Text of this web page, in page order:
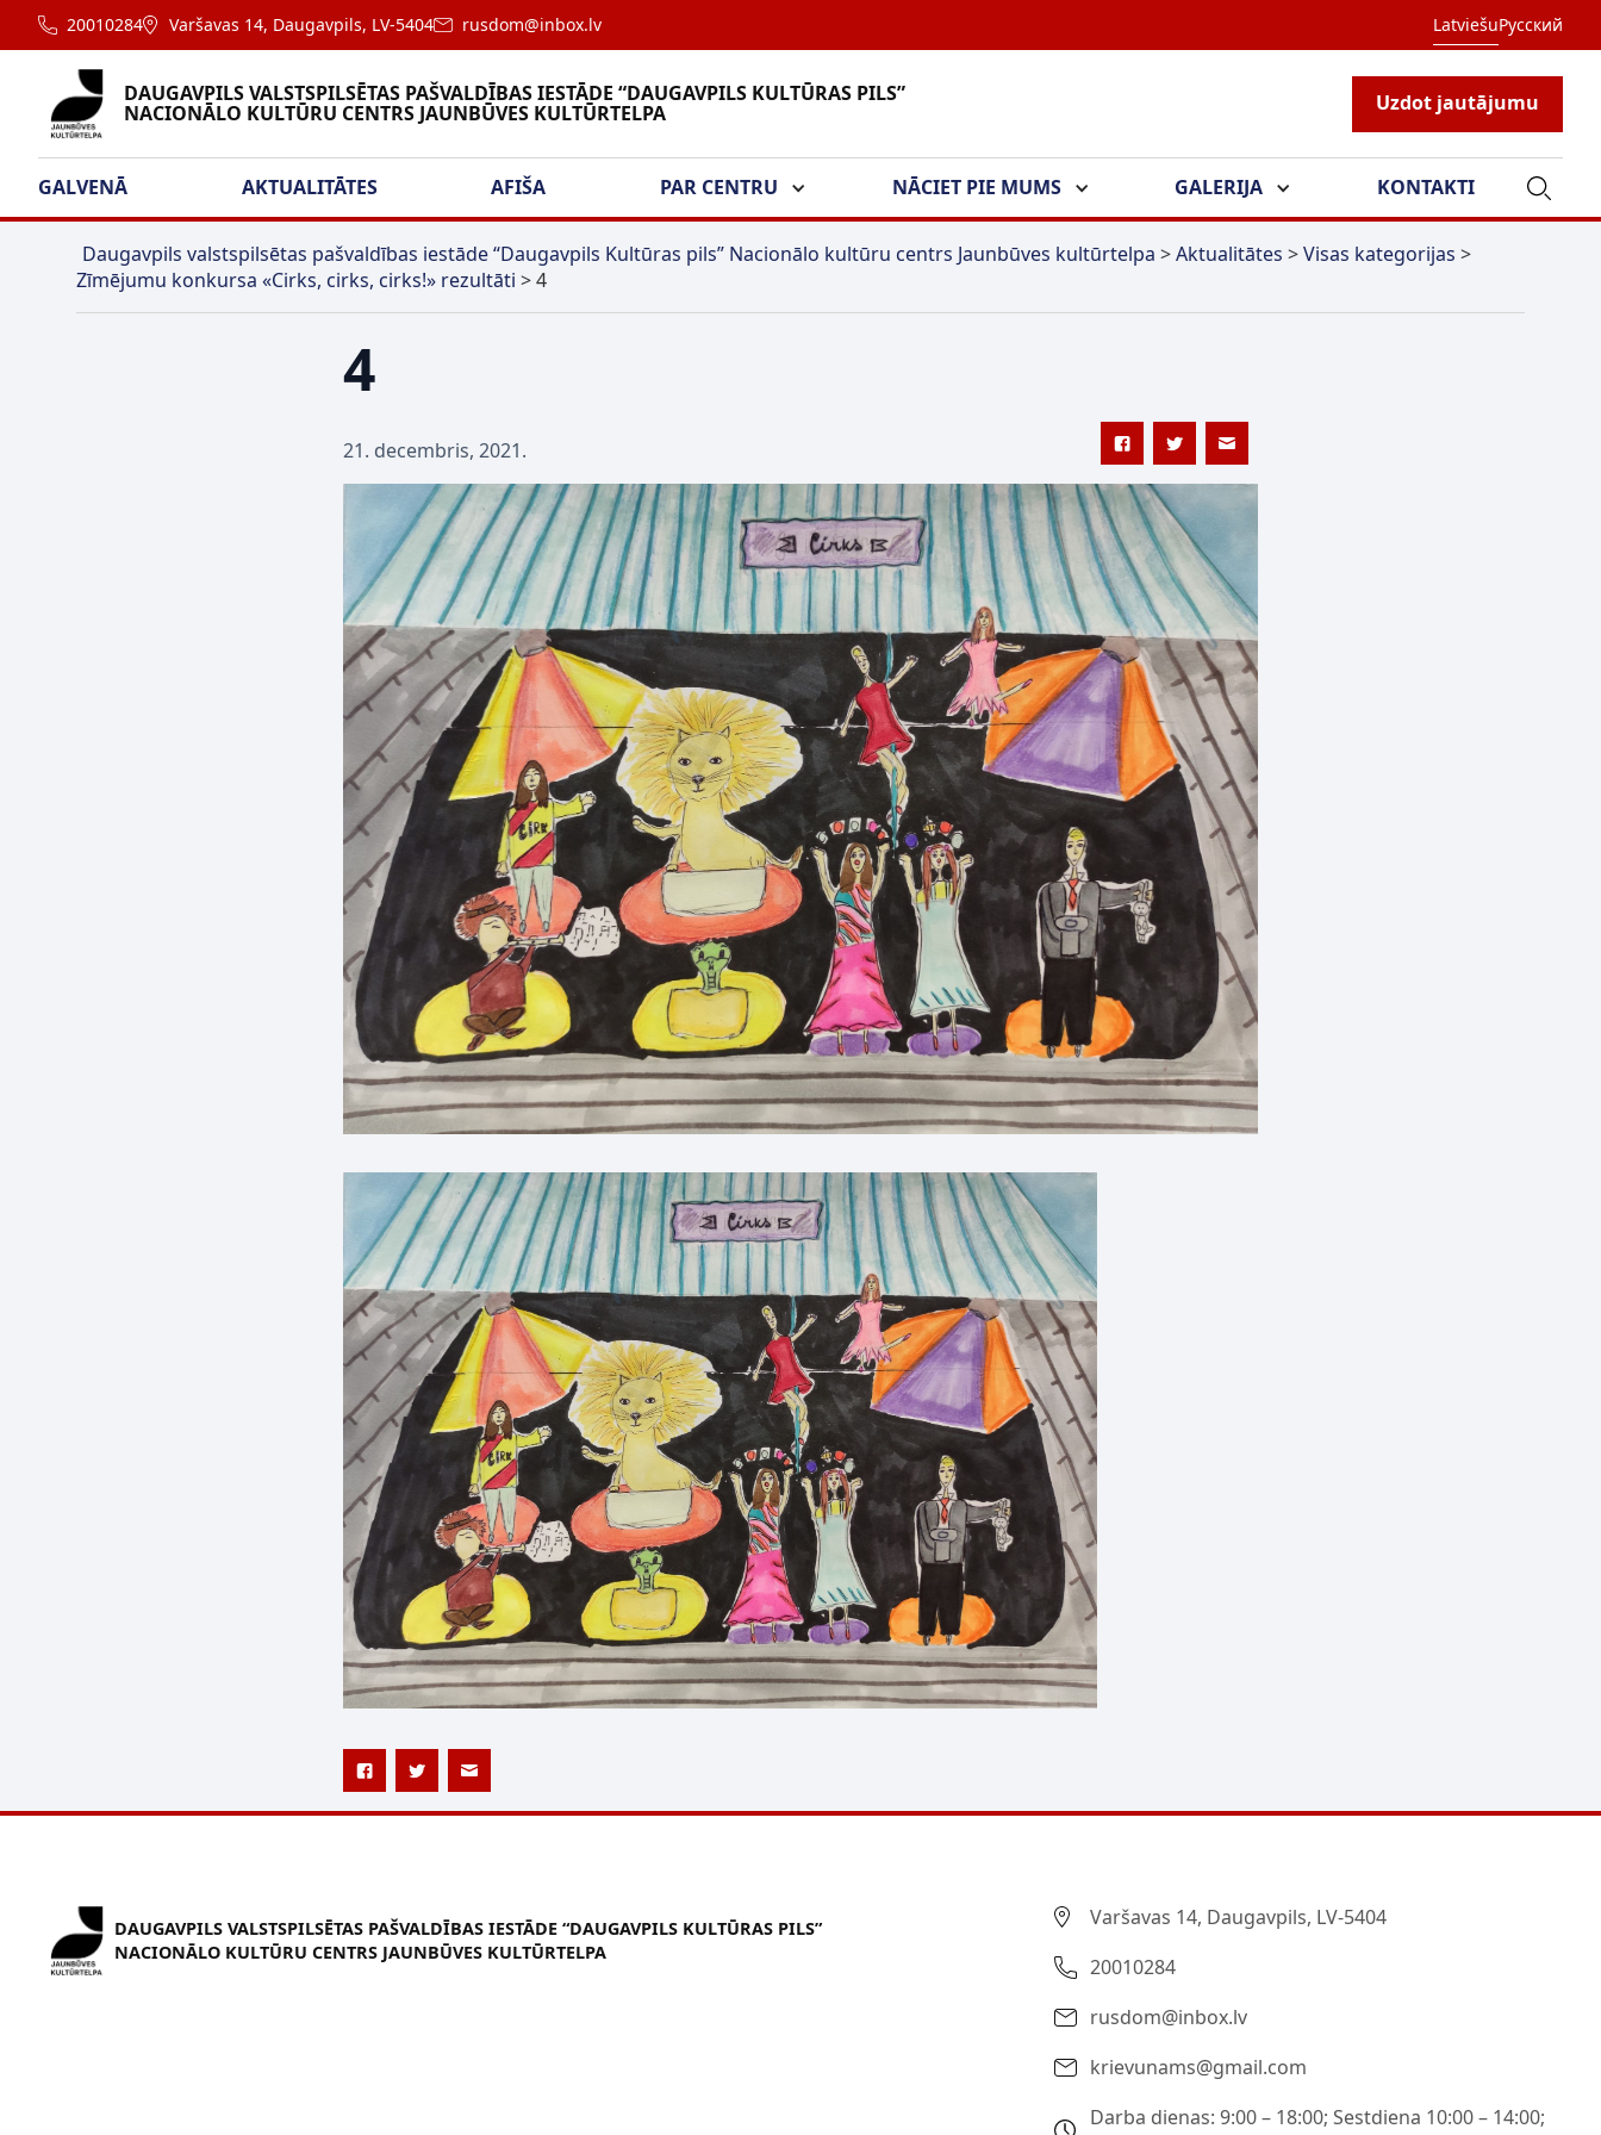
20010284 Varšavas 14, Daugavpils, LV-5404 rusdom@inbox.lv LatviešuРусский
DAUGAVPILS VALSTSPILSĒTAS PAŠVALDĪBAS IESTĀDE “DAUGAVPILS KULTŪRAS PILS”
NACIONĀLO KULTŪRU CENTRS JAUNBŪVES KULTŪRTELPA Uzdot jautājumu
GALVENĀ AKTUALITĀTES AFIŠA PAR CENTRU NĀCIET PIE MUMS GALERIJA KONTAKTI
Daugavpils valstspilsētas pašvaldības iestāde “Daugavpils Kultūras pils” Nacionālo kultūru centrs Jaunbūves kultūrtelpa >Aktualitātes >Visas kategorijas >
Zīmējumu konkursa «Cirks, cirks, cirks!» rezultāti >4
4
21. decembris, 2021.
DAUGAVPILS VALSTSPILSĒTAS PAŠVALDĪBAS IESTĀDE “DAUGAVPILS KULTŪRAS PILS”
NACIONĀLO KULTŪRU CENTRS JAUNBŪVES KULTŪRTELPA
Varšavas 14, Daugavpils, LV-5404
20010284
rusdom@inbox.lv
krievunams@gmail.com
Darba dienas: 9:00 – 18:00; Sestdiena 10:00 – 14:00;